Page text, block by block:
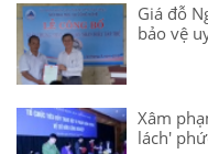
Giá đỗ
bảo vệ
Xâm
lách'